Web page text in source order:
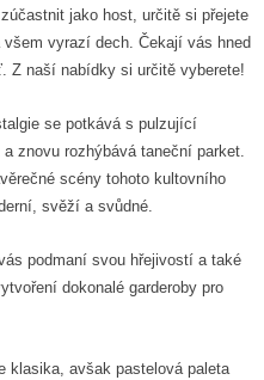
jako host, určitě si přejete
vyrazí dech. Čekají vás hned
Z naší nabídky si určitě vyberete!
se potkává s pulzující
znovu rozhýbává taneční parket.
scény tohoto kultovního
svěží a svůdné.
podmaní svou hřejivostí a také
dokonalé garderoby pro
klasika, avšak pastelová paleta